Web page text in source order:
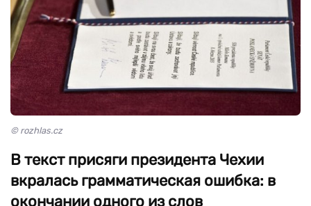
© rozhlas.cz
В текст присяги президента Чехии
вкралась грамматическая ошибка: в
окончании одного из слов